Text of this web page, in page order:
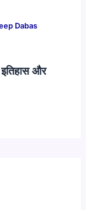
Dabas
और